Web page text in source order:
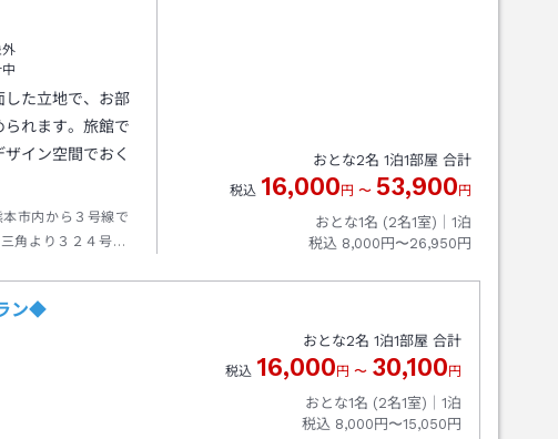
した立地で、お部
れます。旅館で
イン空間でおく
市内から３号線で
角より３２４号線
おとな2名 1泊1部屋 合計
税込 16,000 円 〜 53,900 円
おとな1名 (2名1室)｜ 1泊
税込 8,000円〜26,950円
ン◆
おとな2名 1泊1部屋 合計
税込 16,000 円 〜 30,100 円
おとな1名 (2名1室)｜ 1泊
税込 8,000円〜15,050円